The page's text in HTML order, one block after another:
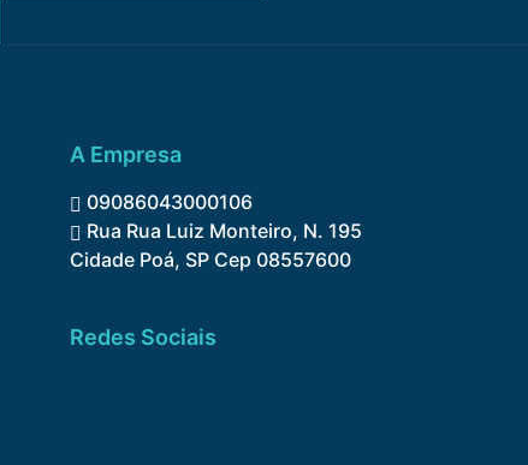
A Empresa
09086043000106
Rua Rua Luiz Monteiro, N. 195
Cidade Poá, SP Cep 08557600
Redes Sociais